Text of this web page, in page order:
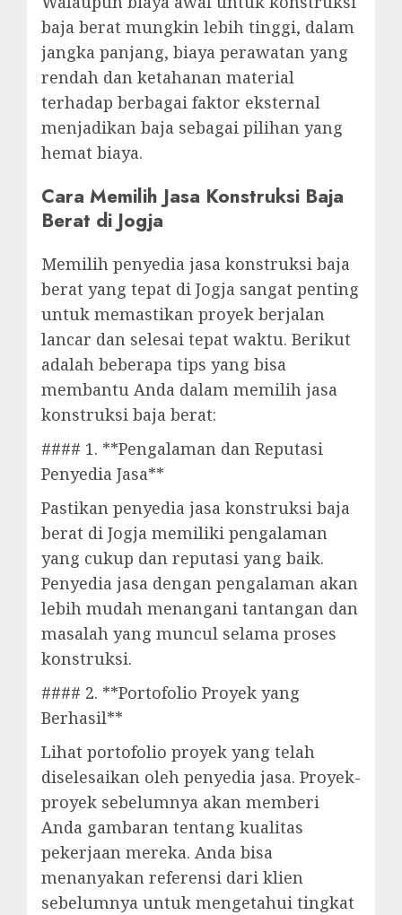
baja berat mungkin lebih tinggi, dalam
jangka panjang, biaya perawatan yang
rendah dan ketahanan material
terhadap berbagai faktor eksternal
menjadikan baja sebagai pilihan yang
hemat biaya.
Cara Memilih Jasa Konstruksi Baja
Berat di Jogja
Memilih penyedia jasa konstruksi baja
berat yang tepat di Jogja sangat penting
untuk memastikan proyek berjalan
lancar dan selesai tepat waktu. Berikut
adalah beberapa tips yang bisa
membantu Anda dalam memilih jasa
konstruksi baja berat:
#### 1. **Pengalaman dan Reputasi
Penyedia Jasa**
Pastikan penyedia jasa konstruksi baja
berat di Jogja memiliki pengalaman
yang cukup dan reputasi yang baik.
Penyedia jasa dengan pengalaman akan
lebih mudah menangani tantangan dan
masalah yang muncul selama proses
konstruksi.
#### 2. **Portofolio Proyek yang
Berhasil**
Lihat portofolio proyek yang telah
diselesaikan oleh penyedia jasa. Proyek-
proyek sebelumnya akan memberi
Anda gambaran tentang kualitas
pekerjaan mereka. Anda bisa
menanyakan referensi dari klien
sebelumnya untuk mengetahui tingkat